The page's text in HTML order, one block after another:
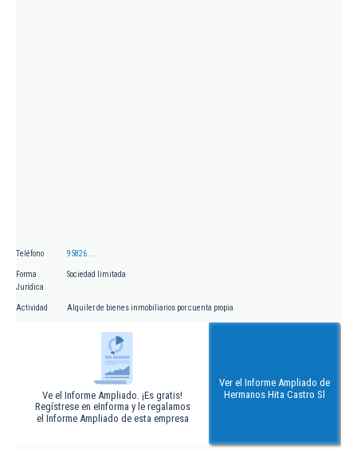
Teléfono 95826...
Forma
Jurídica
Sociedad limitada
Actividad Alquiler de bienes inmobiliarios por cuenta propia
Ve el Informe Ampliado. ¡Es gratis!
Regístrese en eInforma y le regalamos
el Informe Ampliado de esta empresa
Ver el Informe Ampliado de
Hermanos Hita Castro Sl